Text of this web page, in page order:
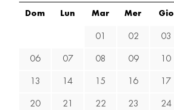
Dom Lun Mar Mer Gio
01 02 03
06 07 08 09 10
13 14 15 16 17
20 21 22 23 24